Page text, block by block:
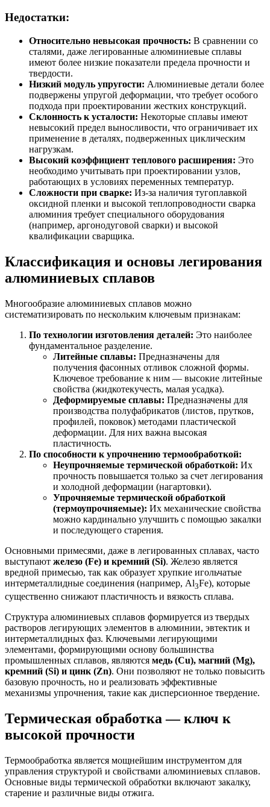
Недостатки:
Относительно невысокая прочность: В сравнении со
сталями, даже легированные алюминиевые сплавы
имеют более низкие показатели предела прочности и
твердости.
Низкий модуль упругости: Алюминиевые детали более
подвержены упругой деформации, что требует особого
подхода при проектировании жестких конструкций.
Склонность к усталости: Некоторые сплавы имеют
невысокий предел выносливости, что ограничивает их
применение в деталях, подверженных циклическим
нагрузкам.
Высокий коэффициент теплового расширения: Это
необходимо учитывать при проектировании узлов,
работающих в условиях переменных температур.
Сложности при сварке: Из-за наличия тугоплавкой
оксидной пленки и высокой теплопроводности сварка
алюминия требует специального оборудования
(например, аргонодуговой сварки) и высокой
квалификации сварщика.
Классификация и основы легирования
алюминиевых сплавов
Многообразие алюминиевых сплавов можно
систематизировать по нескольким ключевым признакам:
По технологии изготовления деталей: Это наиболее
фундаментальное разделение.
Литейные сплавы: Предназначены для
получения фасонных отливок сложной формы.
Ключевое требование к ним — высокие литейные
свойства (жидкотекучесть, малая усадка).
Деформируемые сплавы: Предназначены для
производства полуфабрикатов (листов, прутков,
профилей, поковок) методами пластической
деформации. Для них важна высокая
пластичность.
По способности к упрочнению термообработкой:
Неупрочняемые термической обработкой: Их
прочность повышается только за счет легирования
и холодной деформации (нагартовки).
Упрочняемые термической обработкой
(термоупрочняемые): Их механические свойства
можно кардинально улучшить с помощью закалки
и последующего старения.
Основными примесями, даже в легированных сплавах, часто
выступают железо (Fe) и кремний (Si). Железо является
вредной примесью, так как образует хрупкие игольчатые
интерметаллидные соединения (например, Al3Fe), которые
существенно снижают пластичность и вязкость сплава.
Структура алюминиевых сплавов формируется из твердых
растворов легирующих элементов в алюминии, эвтектик и
интерметаллидных фаз. Ключевыми легирующими
элементами, формирующими основу большинства
промышленных сплавов, являются медь (Cu), магний (Mg),
кремний (Si) и цинк (Zn). Они позволяют не только повысить
базовую прочность, но и реализовать эффективные
механизмы упрочнения, такие как дисперсионное твердение.
Термическая обработка — ключ к
высокой прочности
Термообработка является мощнейшим инструментом для
управления структурой и свойствами алюминиевых сплавов.
Основные виды термической обработки включают закалку,
старение и различные виды отжига.